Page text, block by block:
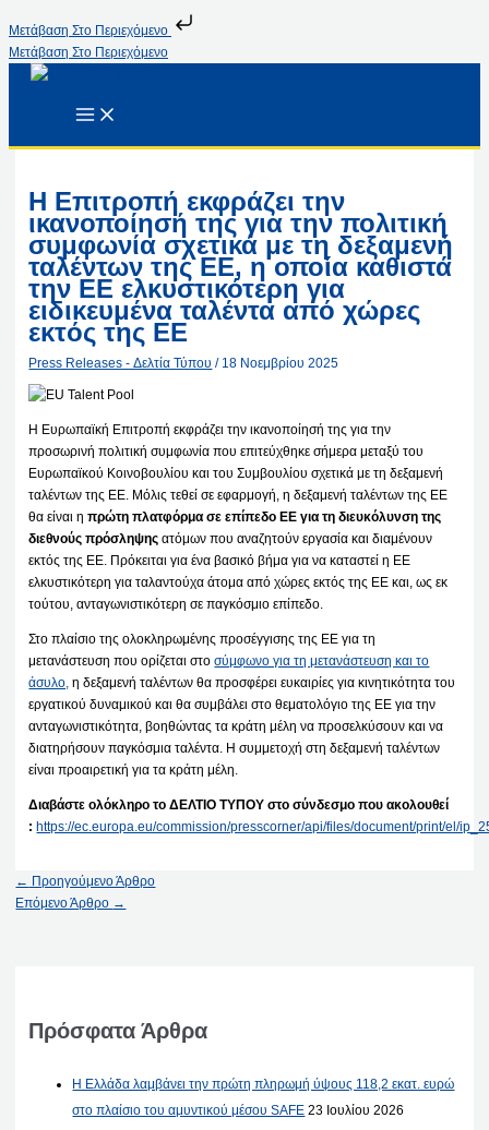
Μετάβαση Στο Περιεχόμενο
Μετάβαση Στο Περιεχόμενο
Η Επιτροπή εκφράζει την
ικανοποίησή της για την πολιτική
συμφωνία σχετικά με τη δεξαμενή
ταλέντων της ΕΕ, η οποία καθιστά
την ΕΕ ελκυστικότερη για
ειδικευμένα ταλέντα από χώρες
εκτός της ΕΕ
Press Releases - Δελτία Τύπου / 18 Νοεμβρίου 2025
Η Ευρωπαϊκή Επιτροπή εκφράζει την ικανοποίησή της για την
προσωρινή πολιτική συμφωνία που επιτεύχθηκε σήμερα μεταξύ του
Ευρωπαϊκού Κοινοβουλίου και του Συμβουλίου σχετικά με τη δεξαμενή
ταλέντων της ΕΕ. Μόλις τεθεί σε εφαρμογή, η δεξαμενή ταλέντων της ΕΕ
θα είναι ηπρώτη πλατφόρμα σε επίπεδο ΕΕ για τη διευκόλυνση της
διεθνούς πρόσληψηςατόμων που αναζητούν εργασία και διαμένουν
εκτός της ΕΕ. Πρόκειται για ένα βασικό βήμα για να καταστεί η ΕΕ
ελκυστικότερη για ταλαντούχα άτομα από χώρες εκτός της ΕΕ και, ως εκ
τούτου, ανταγωνιστικότερη σε παγκόσμιο επίπεδο.
Στο πλαίσιο της ολοκληρωμένης προσέγγισης της ΕΕ για τη
μετανάστευση που ορίζεται στοσύμφωνο για τη μετανάστευση και το
άσυλο, η δεξαμενή ταλέντων θα προσφέρει ευκαιρίες για κινητικότητα του
εργατικού δυναμικού και θα συμβάλει στο θεματολόγιο της ΕΕ για την
ανταγωνιστικότητα, βοηθώντας τα κράτη μέλη να προσελκύσουν και να
διατηρήσουν παγκόσμια ταλέντα. Η συμμετοχή στη δεξαμενή ταλέντων
είναι προαιρετική για τα κράτη μέλη.
Διαβάστε ολόκληρο το ΔΕΛΤΙΟ ΤΥΠΟΥ στο σύνδεσμο που ακολουθεί
: https://ec.europa.eu/commission/presscorner/api/files/document/print/el/
← Προηγούμενο Άρθρο
Επόμενο Άρθρο →
Πρόσφατα Άρθρα
Η Ελλάδα λαμβάνει την πρώτη πληρωμή ύψους 118,2 εκατ. ευρώ
στο πλαίσιο του αμυντικού μέσου SAFE 23 Ιουλίου 2026